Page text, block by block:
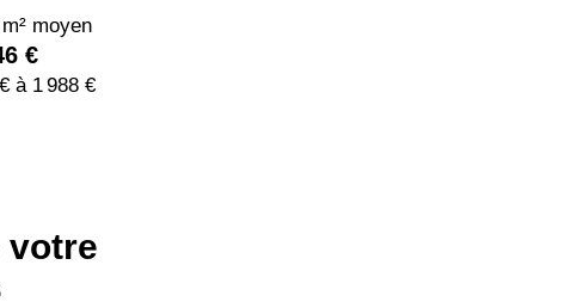
moyen
€
à 1 988 €
votre